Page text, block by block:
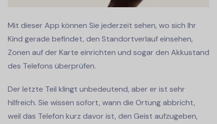
Mit dieser App können Sie jederzeit sehen, wo sich Ihr
Kind gerade befindet, den Standortverlauf einsehen,
Zonen auf der Karte einrichten und sogar den Akkustand
des Telefons überprüfen.
Der letzte Teil klingt unbedeutend, aber er ist sehr
hilfreich. Sie wissen sofort, wann die Ortung abbricht,
weil das Telefon kurz davor ist, den Geist aufzugeben,